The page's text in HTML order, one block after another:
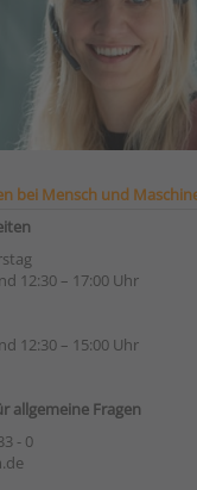
bei Mensch und
12:30 – 17:00 Uhr
12:30 – 15:00 Uhr
allgemeine Fragen
- 0